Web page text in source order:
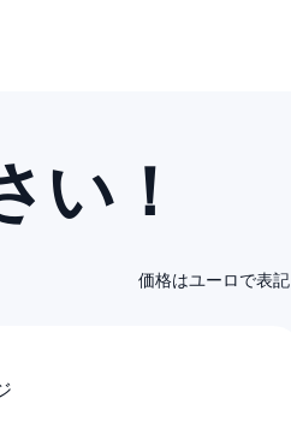
い！
価格はユーロで表記